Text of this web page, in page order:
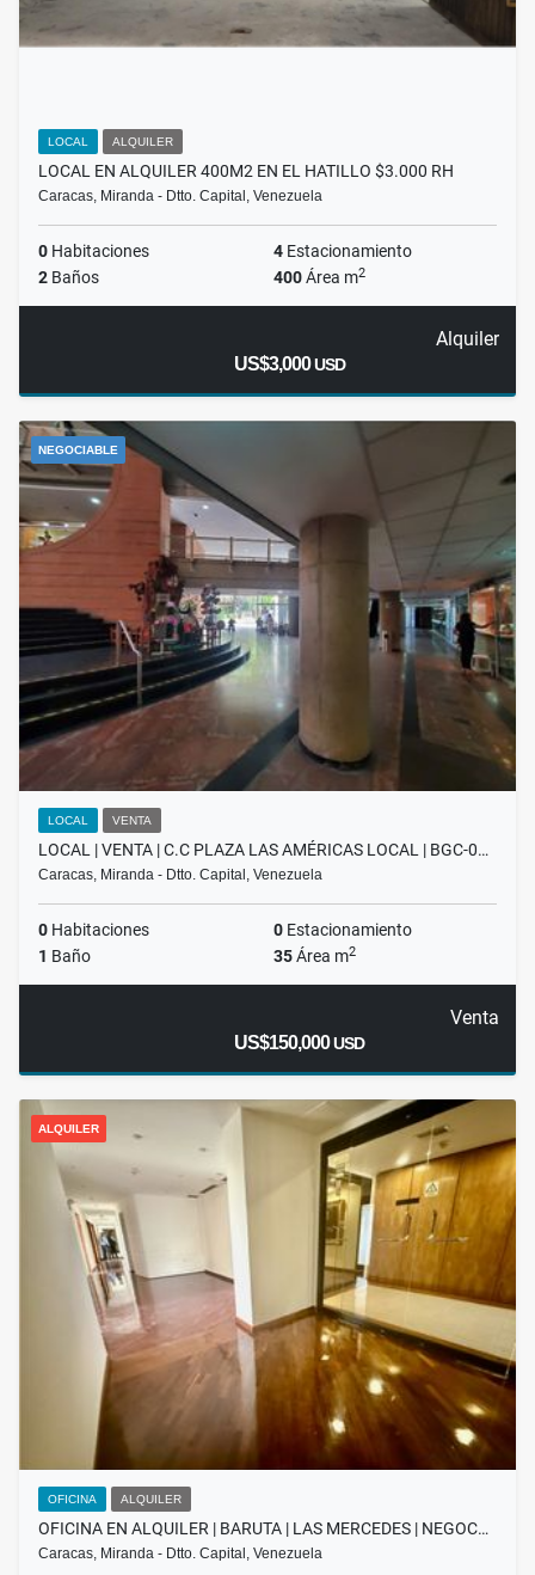
LOCAL ALQUILER
LOCAL EN ALQUILER 400M2 EN EL HATILLO $3.000 RH
Caracas, Miranda - Dtto. Capital, Venezuela
0 Habitaciones 4 Estacionamiento
2 Baños 400Área m2
Alquiler
US$3,000USD
NEGOCIABLE
LOCAL VENTA
LOCAL | VENTA | C.C PLAZA LAS AMÉRICAS LOCAL | BGC-0…
Caracas, Miranda - Dtto. Capital, Venezuela
0 Habitaciones 0 Estacionamiento
1 Baño 35Área m2
Venta
US$150,000USD
ALQUILER
OFICINA ALQUILER
OFICINA EN ALQUILER | BARUTA | LAS MERCEDES | NEGOC…
Caracas, Miranda - Dtto. Capital, Venezuela